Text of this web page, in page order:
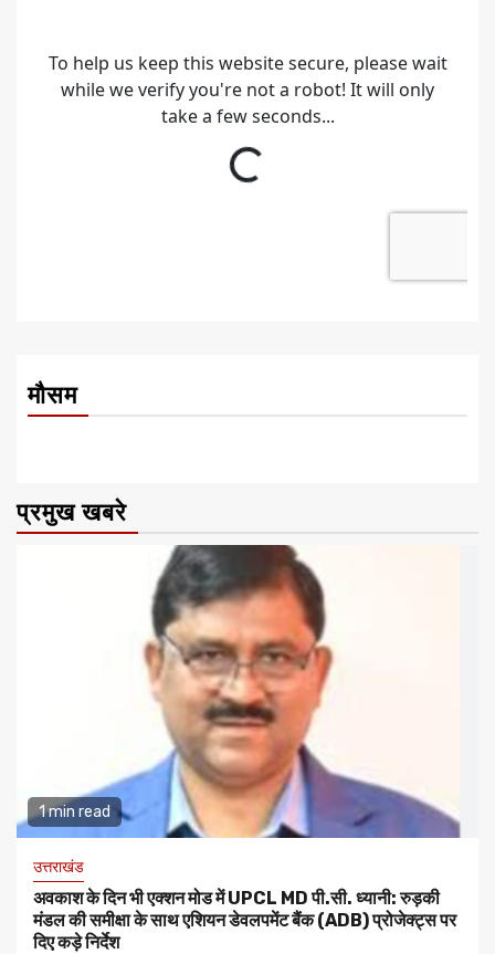
मौसम
प्रमुख खबरे
1 min read
उत्तराखंड
अवकाश के दिन भी एक्शन मोड में UPCL MD पी.सी. ध्यानी: रुड़की
मंडल की समीक्षा के साथ एशियन डेवलपमेंट बैंक (ADB) प्रोजेक्ट्स पर
दिए कड़े निर्देश